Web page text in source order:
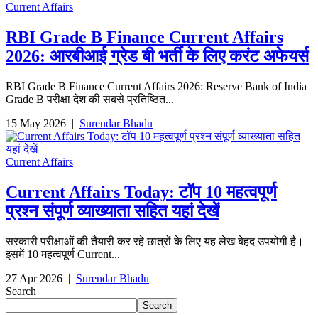
Current Affairs
RBI Grade B Finance Current Affairs
2026: आरबीआई ग्रेड बी भर्ती के लिए करंट अफेयर्स
RBI Grade B Finance Current Affairs 2026: Reserve Bank of India
Grade B परीक्षा देश की सबसे प्रतिष्ठित...
15 May 2026 | Surendar Bhadu
Current Affairs
Current Affairs Today: टॉप 10 महत्वपूर्ण
प्रश्न संपूर्ण व्याख्याता सहित यहां देखें
सरकारी परीक्षाओं की तैयारी कर रहे छात्रों के लिए यह लेख बेहद उपयोगी है।
इसमें 10 महत्वपूर्ण Current...
27 Apr 2026 | Surendar Bhadu
Search
Search